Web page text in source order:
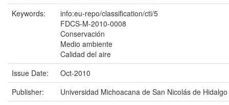
Keywords:
info:eu-repo/classification/cti/5
FDCS-M-2010-0008
Conservación
Medio ambiente
Calidad del aire
Issue Date:
Oct-2010
Publisher:
Universidad Michoacana de San Nicolás de Hidalgo